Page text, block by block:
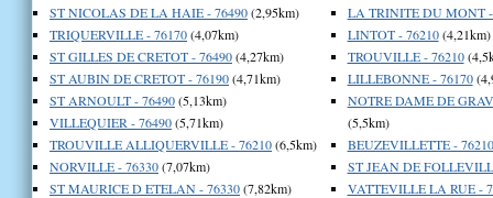
ST NICOLAS DE LA HAIE - 76490(2,95km)
TRIQUERVILLE - 76170(4,07km)
ST GILLES DE CRETOT - 76490(4,27km)
ST AUBIN DE CRETOT - 76190(4,71km)
ST ARNOULT - 76490(5,13km)
VILLEQUIER - 76490(5,71km)
TROUVILLE ALLIQUERVILLE - 76210(6,5km)
NORVILLE - 76330(7,07km)
ST MAURICE D ETELAN - 76330(7,82km)
LA TRINITE DU MONT -
LINTOT - 76210(4,21km)
TROUVILLE - 76210
LILLEBONNE - 76170
NOTRE DAME DE
(5,5km)
BEUZEVILLETTE - 76210
ST JEAN DE
VATTEVILLE LA RUE -